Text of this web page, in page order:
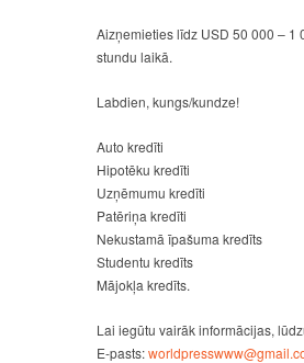
Aizņemieties līdz USD 50 000 – 1
stundu laikā.
Labdien, kungs/kundze!
Auto kredīti
Hipotēku kredīti
Uzņēmumu kredīti
Patēriņa kredīti
Nekustamā īpašuma kredīts
Studentu kredīts
Mājokļa kredīts.
Lai iegūtu vairāk informācijas,
E-pasts: